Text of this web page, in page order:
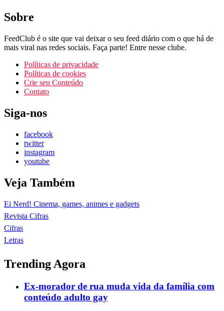
Sobre
FeedClub é o site que vai deixar o seu feed diário com o que há de
mais viral nas redes sociais. Faça parte! Entre nesse clube.
Políticas de privacidade
Políticas de cookies
Crie seu Conteúdo
Contato
Siga-nos
facebook
twitter
instagram
youtube
Veja Também
Ei Nerd! Cinema, games, animes e gadgets
Revista Cifras
Cifras
Letras
Trending Agora
Ex-morador de rua muda vida da família com
conteúdo adulto gay